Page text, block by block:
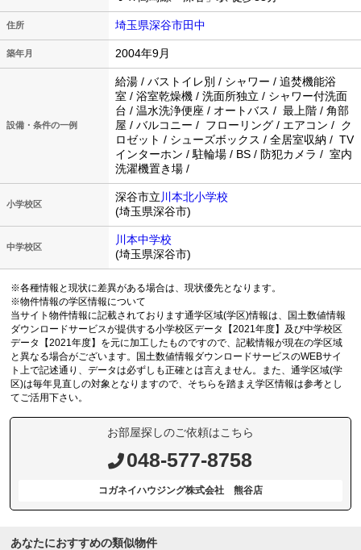
住所 埼玉県深谷市田中
築年月 2004年9月
設備・条件の一例
給湯 / バストイレ別 / シャワー / 追焚機能浴
室 / 浴室乾燥機 / 洗面所独立 / シャワー付洗面
台 / 温水洗浄便座 / オートバス / 最上階 / 角部
屋 / バルコニー / フローリング / エアコン / ク
ロゼット / シューズボックス / 全居室収納 / TV
インターホン / 駐輪場 / BS / 防犯カメラ / 室内
洗濯機置き場 /
小学校区
深谷市立 川本北小学校
(埼玉県深谷市)
中学校区
川本中学校
(埼玉県深谷市)
※各種情報と現状に差異がある場合は、現状優先となります。
※物件情報の学区情報について
当サイト物件情報に記載されております通学区域(学区)情報は、国土数値情報
ダウンロードサービスが提供する小学校区データ【2021年度】及び中学校区
データ【2021年度】を元に加工したものですので、記載情報が現在の学区域
と異なる場合がございます。国土数値情報ダウンロードサービスのWEBサイ
ト上で記述通り、データは必ずしも正確とは言えません。また、通学区域(学
区)は毎年見直しの対象となりますので、そちらを踏まえ学区情報は参考とし
てご活用下さい。
お部屋探しのご依頼はこちら
048-577-8758
コガネイハウジング株式会社 熊谷店
あなたにおすすめの類似物件